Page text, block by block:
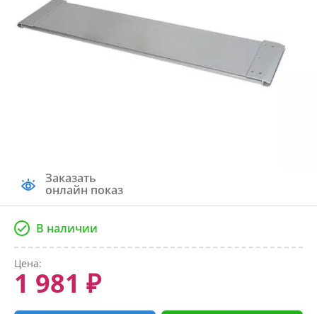
Заказать
онлайн показ
В наличии
Цена:
1 981 ₽